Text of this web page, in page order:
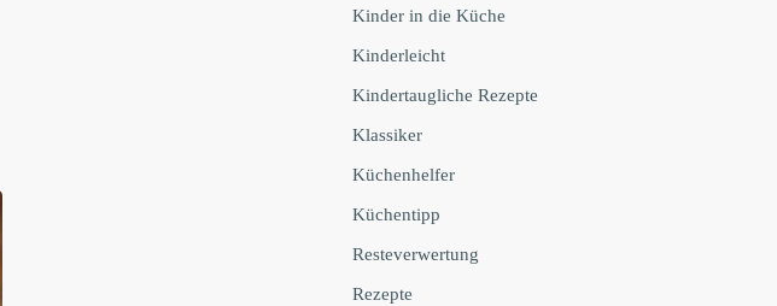
Kinder in die Küche
Kinderleicht
Kindertaugliche Rezepte
Klassiker
Küchenhelfer
Küchentipp
Resteverwertung
Rezepte